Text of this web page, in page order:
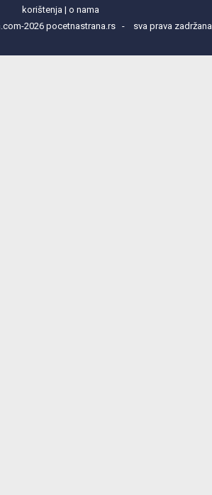
korištenja | o nama
2026 pocetnastrana.rs - sva prava